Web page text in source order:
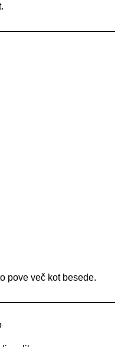
pove več kot besede.